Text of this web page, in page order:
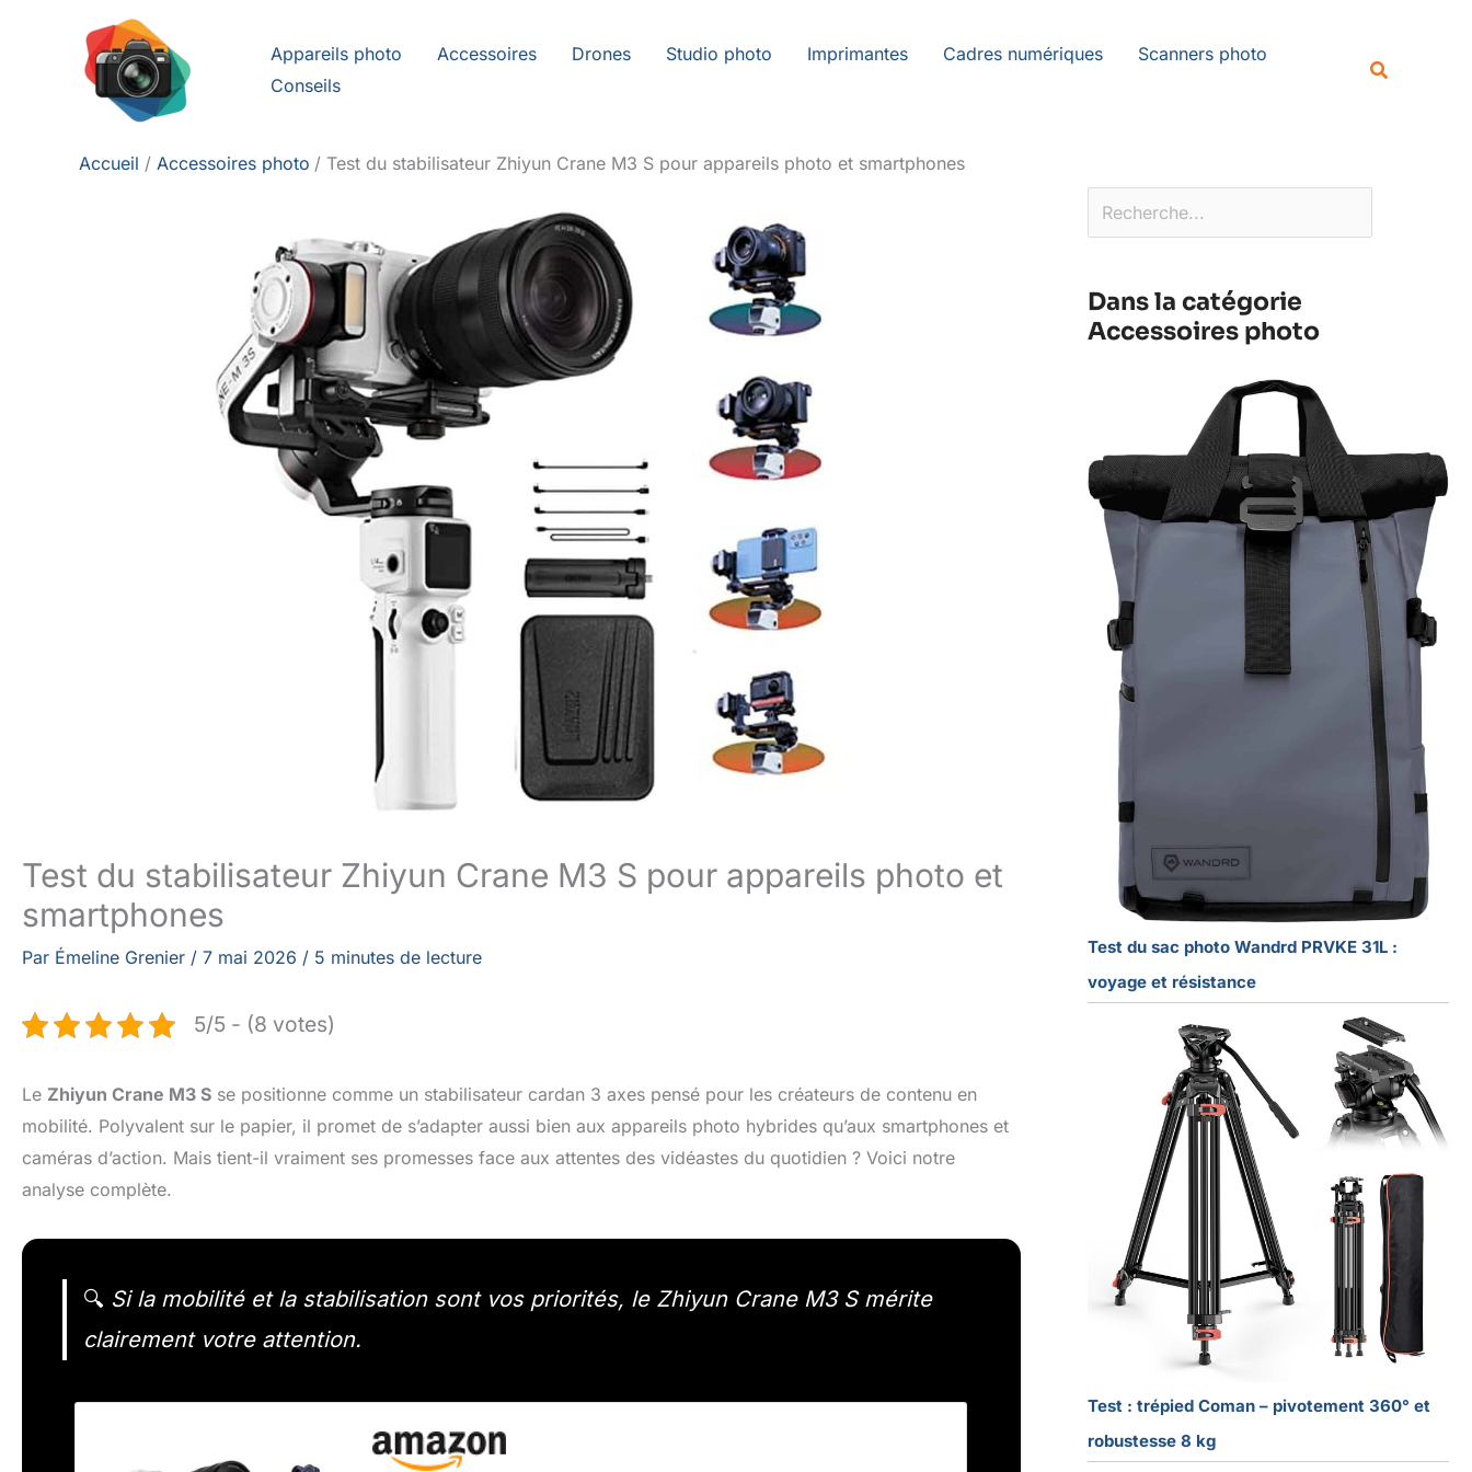
Appareils photo Accessoires Drones Studio photo Imprimantes Cadres numériques
Scanners photo
Conseils
Accueil Accessoires photo Test du stabilisateur Zhiyun Crane M3 S pour appareils photo et smartphones
Test du stabilisateur Zhiyun Crane M3 S pour appareils photo et
smartphones
Par Émeline Grenier / 7 mai 2026 / 5 minutes de lecture
5/5 - (8 votes)
Le Zhiyun Crane M3 S se positionne comme un stabilisateur cardan 3 axes pensé pour les créateurs de contenu en
mobilité. Polyvalent sur le papier, il promet de s’adapter aussi bien aux appareils photo hybrides qu’aux smartphones et
caméras d’action. Mais tient-il vraiment ses promesses face aux attentes des vidéastes du quotidien ? Voici notre
analyse complète.
🔍 Si la mobilité et la stabilisation sont vos priorités, le Zhiyun Crane M3 S mérite
clairement votre attention.
Dans la catégorie
Accessoires photo
Test du sac photo Wandrd PRVKE 31L :
voyage et résistance
Test : trépied Coman – pivotement 360° et
robustesse 8 kg